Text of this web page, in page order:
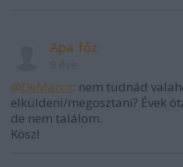
Apa főz
@DeMarco: nem tudnád
elküldeni/megosztani? Évek
de nem találom.
Kösz!